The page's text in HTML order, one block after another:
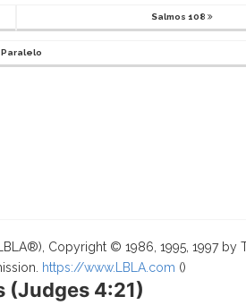
Salmos 108
Paralelo
Copyright © 1986, 1995, 1997 by
https://www.LBLA.com ()
(Judges 4:21)